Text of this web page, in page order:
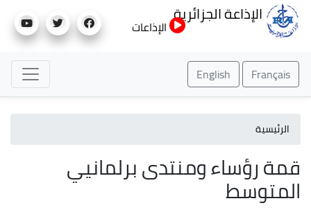
إلى
الإذاعة الجزائرية
الإذاعات
Français
English
الرئيسية
قمة رؤساء ومنتدى برلمانيي
المتوسط